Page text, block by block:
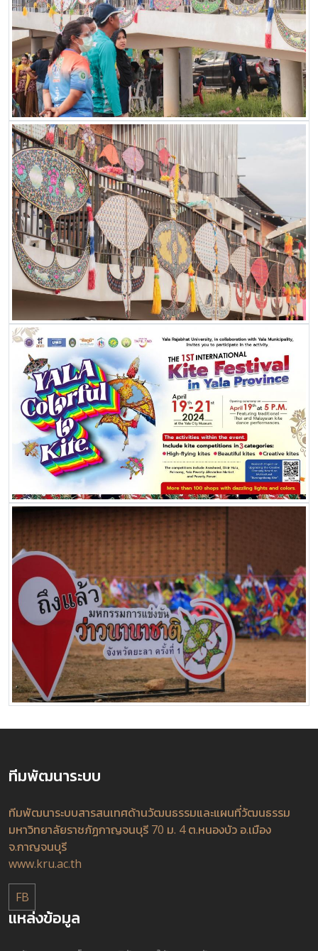
ทีมพัฒนาระบบ
ทีมพัฒนาระบบสารสนเทศด้านวัฒนธรรมและแผนที่วัฒนธรรม
มหาวิทยาลัยราชภัฏกาญจนบุรี 70 ม. 4 ต.หนองบัว อ.เมือง
จ.กาญจนบุรี
www.kru.ac.th
FB
แหล่งข้อมูล